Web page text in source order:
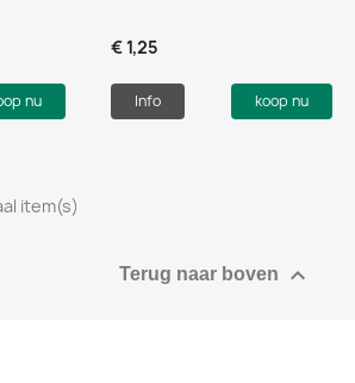
nu
€ 1,25
Info koop nu
item(s)
Terug naar boven 